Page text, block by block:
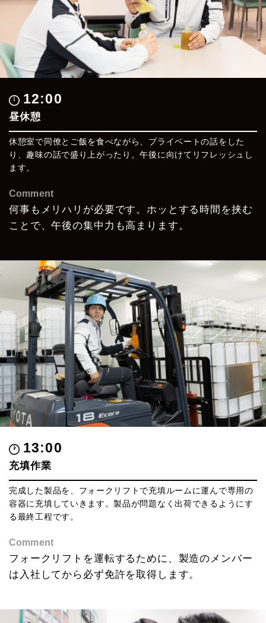
12:00
昼休憩
休憩室で同僚とご飯を食べながら、プライベートの話をした
り、趣味の話で盛り上がったり。午後に向けてリフレッシュし
ます。
Comment
何事もメリハリが必要です。 ホッとする時間を挟む
ことで、午後の集中力も高まります。
13:00
充填作業
完成した製品を、フォークリフトで充填ルームに運んで専用の
容器に充填していきます。製品が問題なく出荷できるようにす
る最終工程です。
Comment
フォークリフトを運転するために、 製造のメンバー
は入社してから必ず免許を取得します。